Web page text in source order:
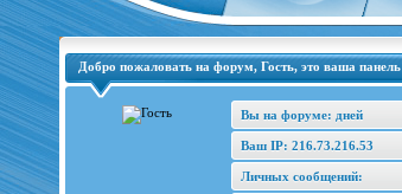
Добро пожаловать на форум, Гость, это ваша панель
Вы на форуме: дней
Ваш IP: 216.73.216.53
Личных сообщений: